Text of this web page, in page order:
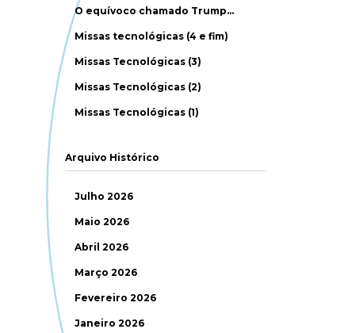
O equívoco chamado Trump…
Missas tecnológicas (4 e fim)
Missas Tecnológicas (3)
Missas Tecnológicas (2)
Missas Tecnológicas (1)
Arquivo Histórico
Julho 2026
Maio 2026
Abril 2026
Março 2026
Fevereiro 2026
Janeiro 2026